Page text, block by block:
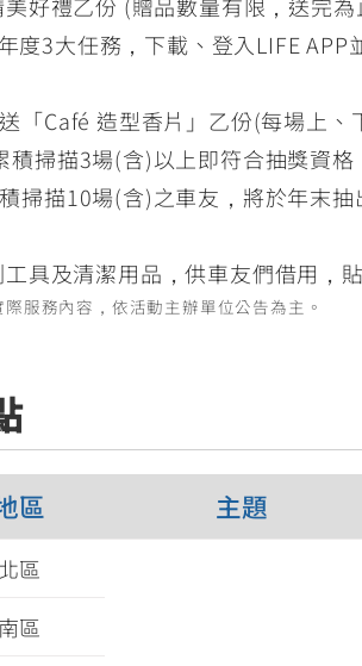
度3大任務，下載、登入LIFE
「Café 造型香片」乙份(每場上、
掃描3場(含)以上即符合抽獎資格
掃描10場(含)之車友，將於年末抽
具及清潔用品，供車友們借用，
服務內容，依活動主辦單位公告為主。
區 主題
北區
南區